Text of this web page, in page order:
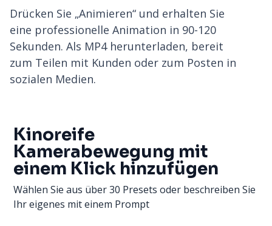
Drücken Sie „Animieren“ und erhalten Sie
eine professionelle Animation in 90-120
Sekunden. Als MP4 herunterladen, bereit
zum Teilen mit Kunden oder zum Posten in
sozialen Medien.
Kinoreife
Kamerabewegung mit
einem Klick hinzufügen
Wählen Sie aus über 30 Presets oder beschreiben Sie
Ihr eigenes mit einem Prompt